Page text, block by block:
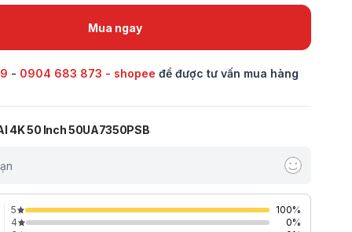
Mua ngay
- 0904 683 873 - shopee để được tư vấn mua hàng
4K 50 Inch 50UA7350PSB
5 100%
4
0%